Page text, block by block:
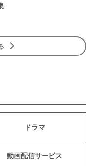
ドラマ
動画配信サービス